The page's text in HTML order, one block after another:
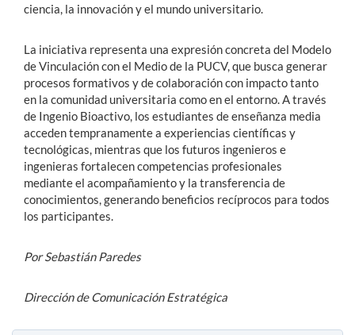
ciencia, la innovación y el mundo universitario.
La iniciativa representa una expresión concreta del Modelo
de Vinculación con el Medio de la PUCV, que busca generar
procesos formativos y de colaboración con impacto tanto
en la comunidad universitaria como en el entorno. A través
de Ingenio Bioactivo, los estudiantes de enseñanza media
acceden tempranamente a experiencias científicas y
tecnológicas, mientras que los futuros ingenieros e
ingenieras fortalecen competencias profesionales
mediante el acompañamiento y la transferencia de
conocimientos, generando beneficios recíprocos para todos
los participantes.
Por Sebastián Paredes
Dirección de Comunicación Estratégica